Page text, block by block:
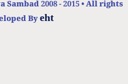
2008 - 2015 • All rights
Byeht